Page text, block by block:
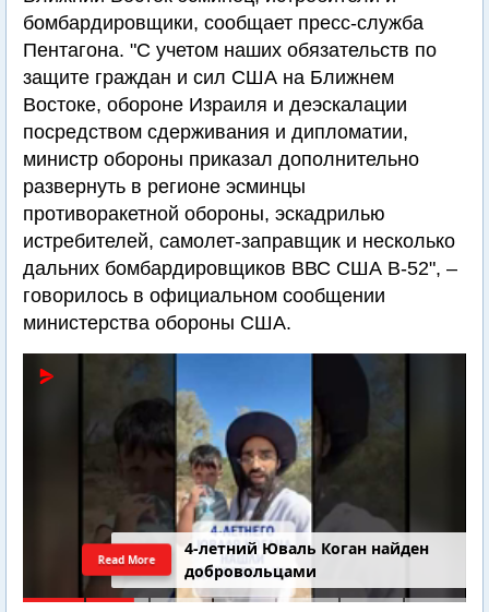
бомбардировщики, сообщает пресс-служба
Пентагона. "С учетом наших обязательств по
защите граждан и сил США на Ближнем
Востоке, обороне Израиля и деэскалации
посредством сдерживания и дипломатии,
министр обороны приказал дополнительно
развернуть в регионе эсминцы
противоракетной обороны, эскадрилью
истребителей, самолет-заправщик и несколько
дальних бомбардировщиков ВВС США B-52", –
говорилось в официальном сообщении
министерства обороны США.
4-летний Юваль Коган найден
добровольцами
Read More